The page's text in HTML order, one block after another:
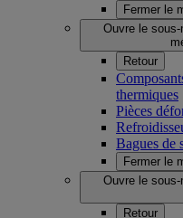
Fermer le
Ouvre le sous-
Retour
thermiques
Pièces
Bagues de
Fermer le
Ouvre le sous-
Retour